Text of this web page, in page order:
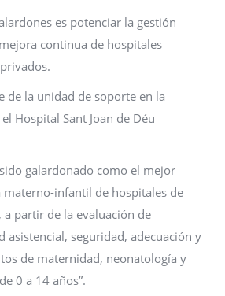
es potenciar la gestión
continua de hospitales
de la unidad de soporte en la
Hospital Sant Joan de Déu
galardonado como el mejor
materno-infantil de hospitales de
partir de la evaluación de
asistencial, seguridad, adecuación y
de maternidad, neonatología y
0 a 14 años”.